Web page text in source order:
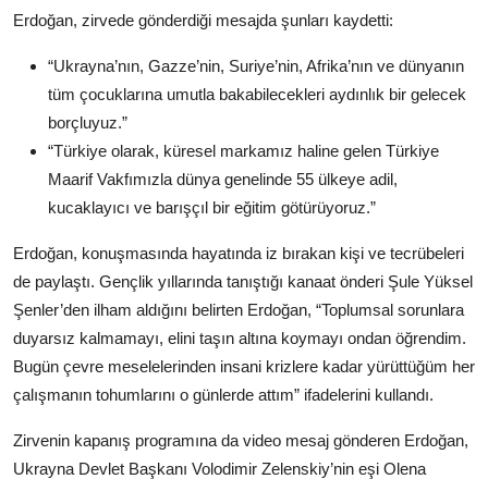
Erdoğan, zirvede gönderdiği mesajda şunları kaydetti:
“Ukrayna’nın, Gazze’nin, Suriye’nin, Afrika’nın ve dünyanın
tüm çocuklarına umutla bakabilecekleri aydınlık bir gelecek
borçluyuz.”
“Türkiye olarak, küresel markamız haline gelen Türkiye
Maarif Vakfımızla dünya genelinde 55 ülkeye adil,
kucaklayıcı ve barışçıl bir eğitim götürüyoruz.”
Erdoğan, konuşmasında hayatında iz bırakan kişi ve tecrübeleri
de paylaştı. Gençlik yıllarında tanıştığı kanaat önderi Şule Yüksel
Şenler’den ilham aldığını belirten Erdoğan, “Toplumsal sorunlara
duyarsız kalmamayı, elini taşın altına koymayı ondan öğrendim.
Bugün çevre meselelerinden insani krizlere kadar yürüttüğüm her
çalışmanın tohumlarını o günlerde attım” ifadelerini kullandı.
Zirvenin kapanış programına da video mesaj gönderen Erdoğan,
Ukrayna Devlet Başkanı Volodimir Zelenskiy’nin eşi Olena